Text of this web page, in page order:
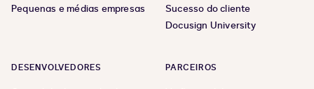
Pequenas e médias empresas
Sucesso do cliente
Docusign University
DESENVOLVEDORES PARCEIROS